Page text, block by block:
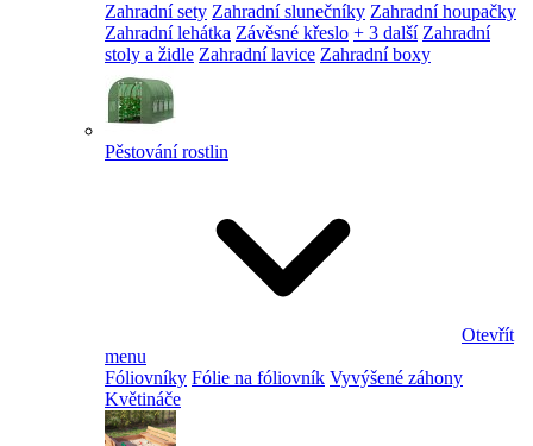
Zahradní sety Zahradní slunečníky Zahradní houpačky
Zahradní lehátka Závěsné křeslo + 3 další Zahradní
stoly a židle Zahradní lavice Zahradní boxy
Pěstování rostlin
Otevřít
menu
Fóliovníky Fólie na fóliovník Vyvýšené záhony
Květináče